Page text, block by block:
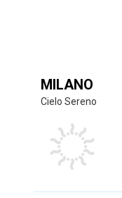
MILANO
Cielo Sereno